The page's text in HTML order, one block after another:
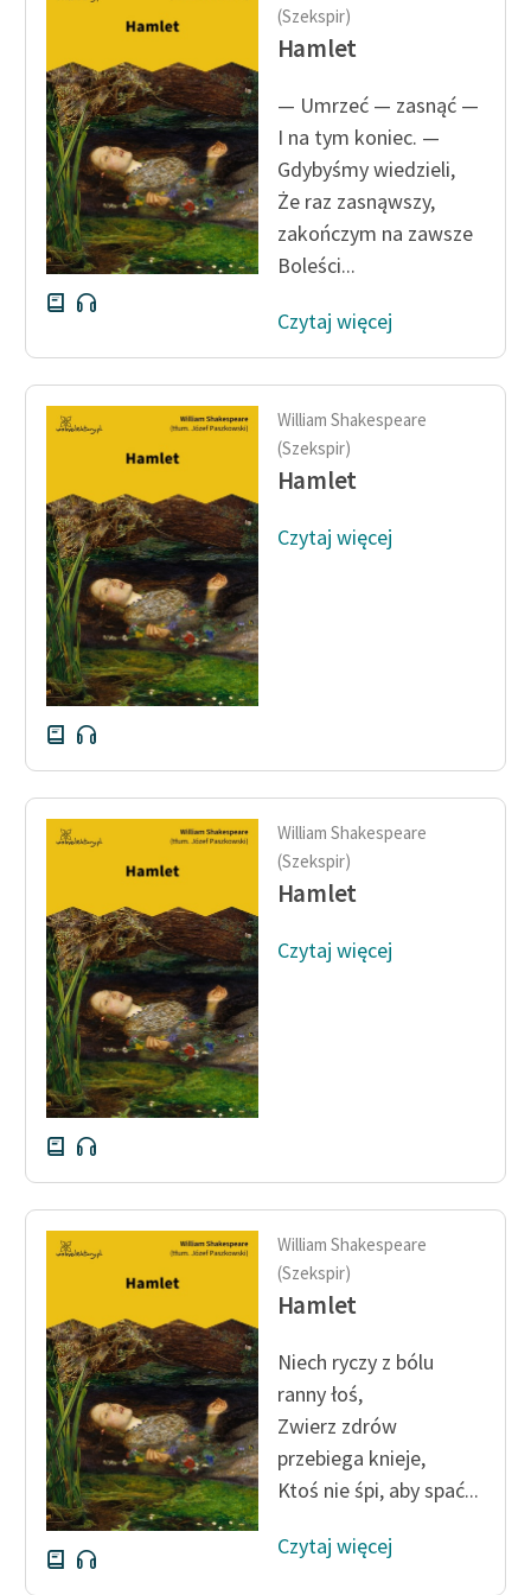
feministycznej
Ręce pełne poezji
Kolekcje edukacyjne
twórców przechodzących
do domeny publicznej,
lektur szkolnych oraz
Starego Testamentu
Odkurzamy bohaterów
Lektur
O nas
O projekcie
Zespół
Zasady wykorzystania
Wolnych Lektur
Logotypy
Materiały promocyjne
Polityka prywatności
Dane fundacji i
sprawozdania finansowe
Regulamin darowizn
Informacja o treściach
wrażliwych
Deklaracja dostępności
(Szekspir)
Hamlet
— Umrzeć — zasnąć —
I na tym koniec. —
Gdybyśmy wiedzieli,
Że raz zasnąwszy,
zakończym na zawsze
Boleści...
Czytaj więcej
William Shakespeare
(Szekspir)
Hamlet
Czytaj więcej
William Shakespeare
(Szekspir)
Hamlet
Czytaj więcej
William Shakespeare
(Szekspir)
Hamlet
Niech ryczy z bólu
ranny łoś,
Zwierz zdrów
przebiega knieje,
Ktoś nie śpi, aby spać...
Czytaj więcej